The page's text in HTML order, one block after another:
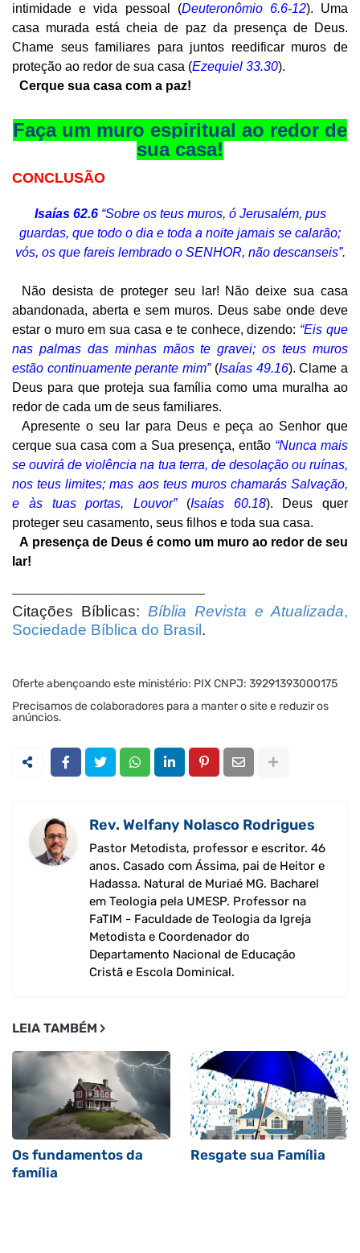
intimidade e vida pessoal (Deuteronômio 6.6-12). Uma
casa murada está cheia de paz da presença de Deus.
Chame seus familiares para juntos reedificar muros de
proteção ao redor de sua casa (Ezequiel 33.30).
Cerque sua casa com a paz!
Faça um muro espiritual ao redor de
sua casa!
CONCLUSÃO
Isaías 62.6 “Sobre os teus muros, ó Jerusalém, pus
guardas, que todo o dia e toda a noite jamais se calarão;
vós, os que fareis lembrado o SENHOR, não descanseis”.
Não desista de proteger seu lar! Não deixe sua casa
abandonada, aberta e sem muros. Deus sabe onde deve
estar o muro em sua casa e te conhece, dizendo: “Eis que
nas palmas das minhas mãos te gravei; os teus muros
estão continuamente perante mim”(Isaías 49.16). Clame a
Deus para que proteja sua família como uma muralha ao
redor de cada um de seus familiares.
Apresente o seu lar para Deus e peça ao Senhor que
cerque sua casa com a Sua presença, então “Nunca mais
se ouvirá de violência na tua terra, de desolação ou ruínas,
nos teus limites; mas aos teus muros chamarás Salvação,
e às tuas portas, Louvor”(Isaías 60.18). Deus quer
proteger seu casamento, seus filhos e toda sua casa.
A presença de Deus é como um muro ao redor de seu
lar!
Citações Bíblicas: Bíblia Revista e Atualizada,
Sociedade Bíblica do Brasil .
Oferte abençoando este ministério: PIX CNPJ: 39291393000175
Precisamos de colaboradores para a manter o site e reduzir os
anúncios.
Rev. Welfany Nolasco Rodrigues
Pastor Metodista, professor e escritor. 46
anos. Casado com Ássima, pai de Heitor e
Hadassa. Natural de Muriaé MG. Bacharel
em Teologia pela UMESP. Professor na
FaTIM - Faculdade de Teologia da Igreja
Metodista e Coordenador do
Departamento Nacional de Educação
Cristã e Escola Dominical.
LEIA TAMBÉM
Os fundamentos da
família
Resgate sua Família